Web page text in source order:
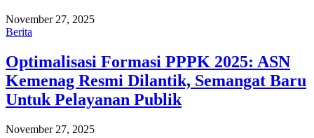
November 27, 2025
Berita
Optimalisasi Formasi PPPK 2025: ASN
Kemenag Resmi Dilantik, Semangat Baru
Untuk Pelayanan Publik
November 27, 2025